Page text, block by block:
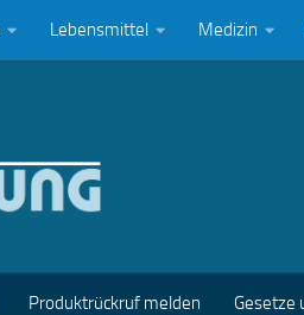
Lebensmittel Medizin
Produktrückruf melden Gesetze